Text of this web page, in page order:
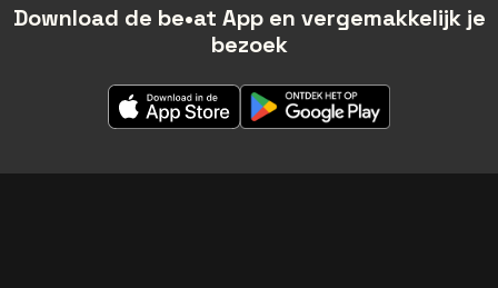
Download de be•at App en vergemakkelijk je
bezoek